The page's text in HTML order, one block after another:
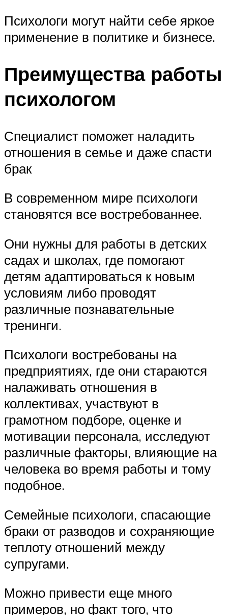
Психологи могут найти себе яркое
применение в политике и бизнесе.
Преимущества работы
психологом
Специалист поможет наладить
отношения в семье и даже спасти
брак
В современном мире психологи
становятся все востребованнее.
Они нужны для работы в детских
садах и школах, где помогают
детям адаптироваться к новым
условиям либо проводят
различные познавательные
тренинги.
Психологи востребованы на
предприятиях, где они стараются
налаживать отношения в
коллективах, участвуют в
грамотном подборе, оценке и
мотивации персонала, исследуют
различные факторы, влияющие на
человека во время работы и тому
подобное.
Семейные психологи, спасающие
браки от разводов и сохраняющие
теплоту отношений между
супругами.
Можно привести еще много
примеров, но факт того, что